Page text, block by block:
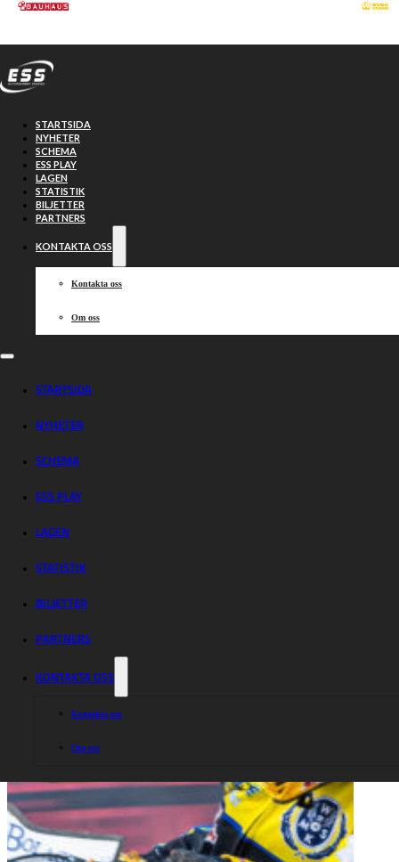
Hoppa till huvudinnehåll
STARTSIDA
NYHETER
SCHEMA
ESS PLAY
LAGEN
STATISTIK
BILJETTER
PARTNERS
KONTAKTA OSS
Kontakta oss
Om oss
STARTSIDA
NYHETER
SCHEMA
ESS PLAY
LAGEN
STATISTIK
BILJETTER
PARTNERS
KONTAKTA OSS
Kontakta oss
Om oss
Västervik vann
hemma – vinner
grundserien